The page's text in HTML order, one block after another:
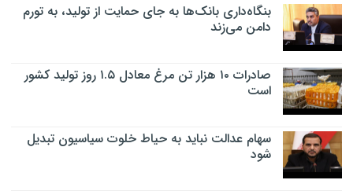
بنگاه‌داری بانک‌ها به جای حمایت از تولید، به تورم
دامن می‌زند
صادرات ۱۰ هزار تن مرغ معادل ۱.۵ روز تولید کشور
است
سهام عدالت نباید به حیاط خلوت سیاسیون تبدیل
شود